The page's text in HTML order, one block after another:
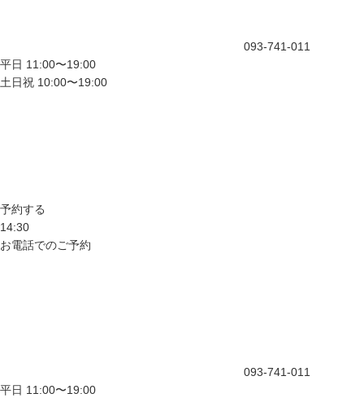
093-741-011
平日 11:00〜19:00
土日祝 10:00〜19:00
予約する
14:30
お電話でのご予約
093-741-011
平日 11:00〜19:00